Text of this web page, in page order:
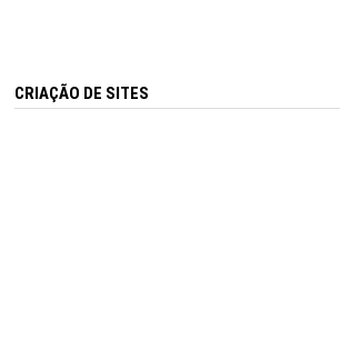
CRIAÇÃO DE SITES